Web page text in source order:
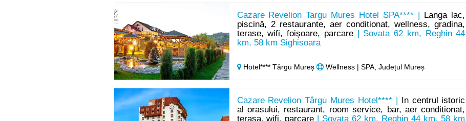
Cazare Revelion Targu Mures Hotel SPA**** |
Langa lac,
piscină, 2 restaurante, aer conditionat, wellness, gradina,
terase, wifi, foişoare, parcare| Sovata 62 km, Reghin 44
km, 58 km Sighisoara
Hotel**** Târgu Mureș Wellness | SPA, Județul Mureș
Cazare Revelion Târgu Mureș Hotel**** |
In centrul istoric
al orasului, restaurant, room service, bar, aer conditionat,
terasa, wifi, parcare | Sovata 62 km, Reghin 44 km, 58 km